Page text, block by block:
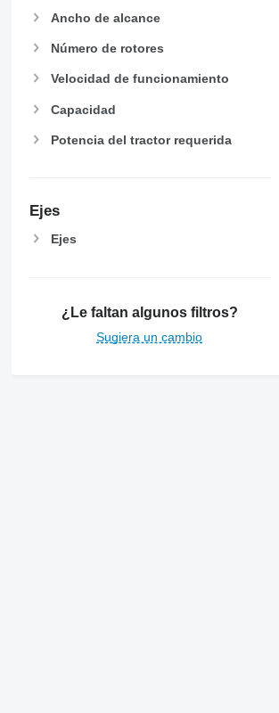
Ancho de alcance
Número de rotores
Velocidad de funcionamiento
Capacidad
Potencia del tractor requerida
Ejes
Ejes
¿Le faltan algunos filtros?
Sugiera un cambio